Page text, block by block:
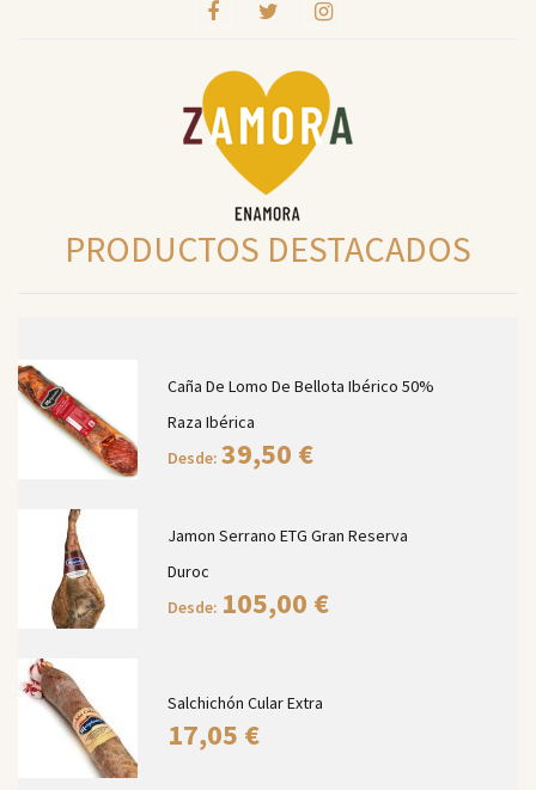
PRODUCTOS DESTACADOS
Caña De Lomo De Bellota Ibérico 50%
Raza Ibérica
Desde: 39,50 €
Jamon Serrano ETG Gran Reserva
Duroc
Desde: 105,00 €
Salchichón Cular Extra
17,05 €